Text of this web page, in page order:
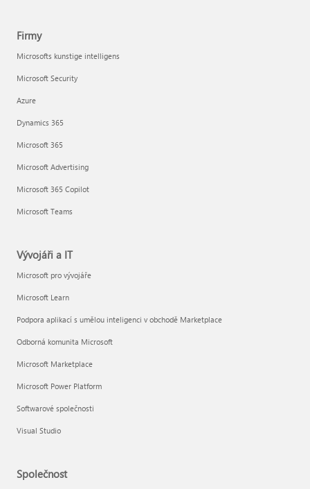
Firmy
Microsofts kunstige intelligens
Microsoft Security
Azure
Dynamics 365
Microsoft 365
Microsoft Advertising
Microsoft 365 Copilot
Microsoft Teams
Vývojáři a IT
Microsoft pro vývojáře
Microsoft Learn
Podpora aplikací s umělou inteligenci v obchodě Marketplace
Odborná komunita Microsoft
Microsoft Marketplace
Microsoft Power Platform
Softwarové společnosti
Visual Studio
Společnost